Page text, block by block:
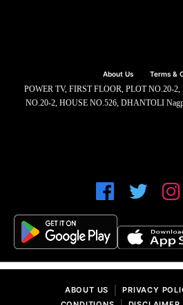
About Us Terms &
POWER TV, FIRST FLOOR, PLOT NO.20-
NO.20-2, HOUSE NO.526, DHANTOLI
ABOUT US PRIVACY